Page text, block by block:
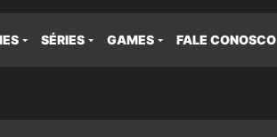
SÉRIES GAMES FALE CONOSCO